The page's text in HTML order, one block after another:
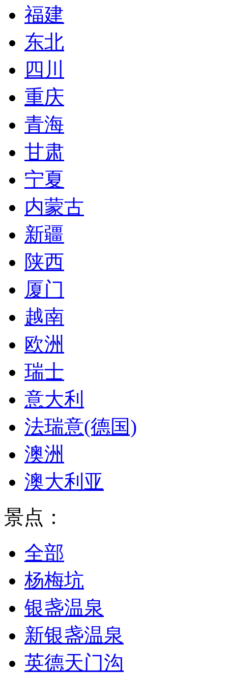
福建
东北
四川
重庆
青海
甘肃
宁夏
内蒙古
新疆
陕西
厦门
越南
欧洲
瑞士
意大利
法瑞意(德国)
澳洲
澳大利亚
景点：
全部
杨梅坑
银盏温泉
新银盏温泉
英德天门沟